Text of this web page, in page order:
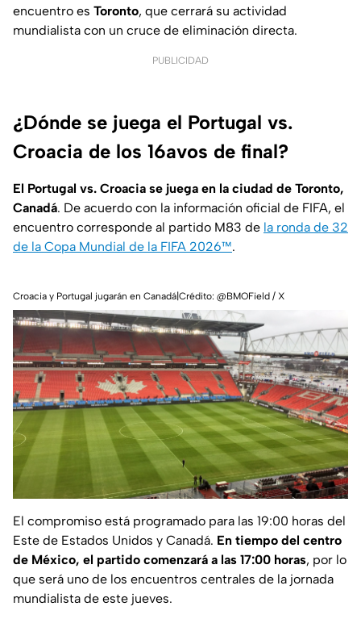
encuentro es Toronto, que cerrará su actividad
mundialista con un cruce de eliminación directa.
PUBLICIDAD
¿Dónde se juega el Portugal vs.
Croacia de los 16avos de final?
El Portugal vs. Croacia se juega en la ciudad de Toronto,
Canadá. De acuerdo con la información oficial de FIFA, el
encuentro corresponde al partido M83 de la ronda de 32
de la Copa Mundial de la FIFA 2026™.
Croacia y Portugal jugarán en Canadá|Crédito: @BMOField / X
El compromiso está programado para las 19:00 horas del
Este de Estados Unidos y Canadá. En tiempo del centro
de México, el partido comenzará a las 17:00 horas, por lo
que será uno de los encuentros centrales de la jornada
mundialista de este jueves.